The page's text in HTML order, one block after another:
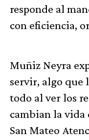
responde al
con eficiencia,
Muñiz Neyra
servir, algo que
todo al ver los
cambian la vida
San Mateo